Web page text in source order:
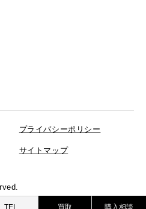
頼
プライバシーポリシー
サイトマップ
TEL 買取 購入相談
ROVER MINI